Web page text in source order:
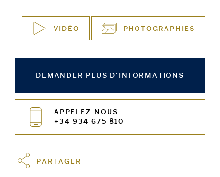
VIDÉO PHOTOGRAPHIES
DEMANDER PLUS D'INFORMATIONS
APPELEZ-NOUS
+34 934 675 810
PARTAGER